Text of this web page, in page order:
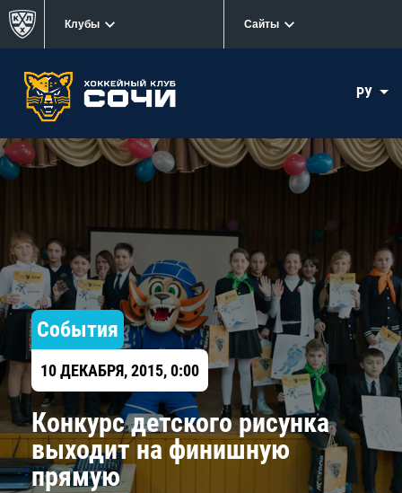
Клубы Сайты
РУ
События
10 ДЕКАБРЯ, 2015, 0:00
Конкурс детского рисунка
выходит на финишную
прямую